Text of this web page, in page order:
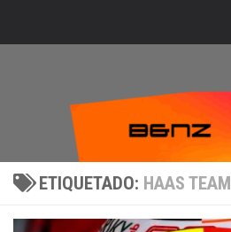
ETIQUETADO: HAAS TEAM